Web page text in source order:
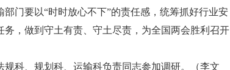
门要以“时时放心不下”的责任感，统筹抓好行业安
，做到守土有责、守土尽责，为全国两会胜利召开
科、规划科、运输科负责同志参加调研。（李文